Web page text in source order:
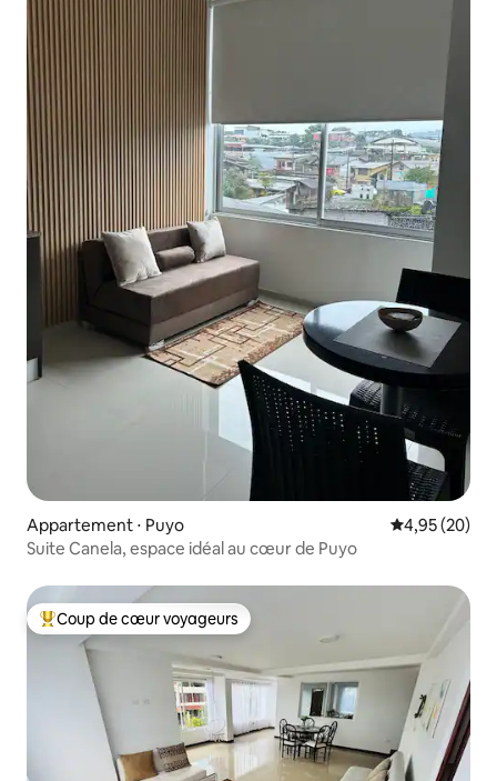
Appartement ⋅ Puyo Évaluation
4,95 (20)
Suite Canela, espace idéal au cœur de Puyo
Coups de cœur voyageurs les plus appréciés
Coup de cœur voyageurs